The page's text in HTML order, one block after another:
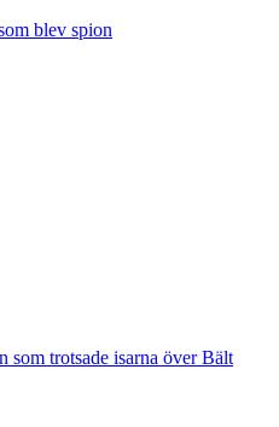
blev spion
som trotsade isarna över Bält